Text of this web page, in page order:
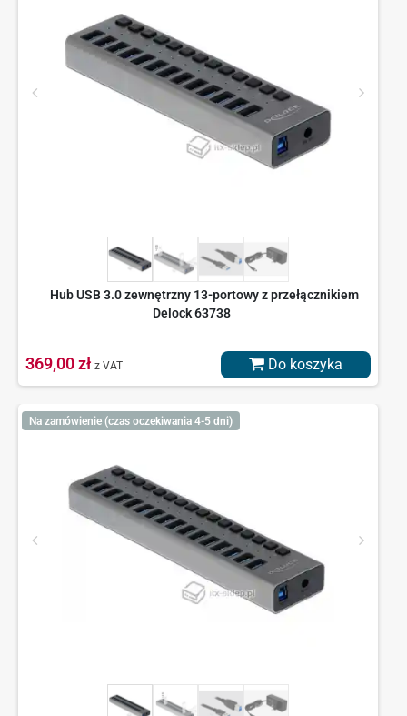
Hub USB 3.0 zewnętrzny 13-portowy z przełącznikiem
Delock 63738
369,00 zł z VAT Do koszyka
Na zamówienie (czas oczekiwania 4-5 dni)